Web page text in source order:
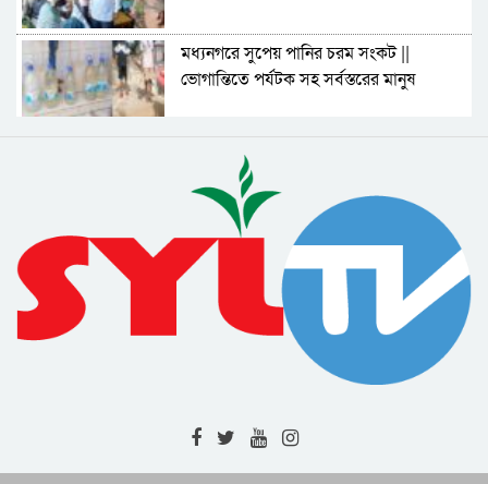
মধ্যনগরে সুপেয় পানির চরম সংকট ||
ভোগান্তিতে পর্যটক সহ সর্বস্তরের মানুষ
আরিফুল হক চৌধুরীর শোক
যতদিন বেঁচে আছি ততদিন দিরাই-শাল্লায়
কোনো অনিয়ম-দুর্নীতি নয় : নাছির চৌধুরী
জকিগঞ্জে নদীভাঙন পরিদর্শন করলেন ভূমি
রেকর্ড ও জরিপ অধিদপ্তরের মহাপরিচালক
মাহবুব আলী খানের মৃত্যুবার্ষিকীতে আরিফুল
হক চৌধুরীর উদ্যোগে দোয়া মাহফিল